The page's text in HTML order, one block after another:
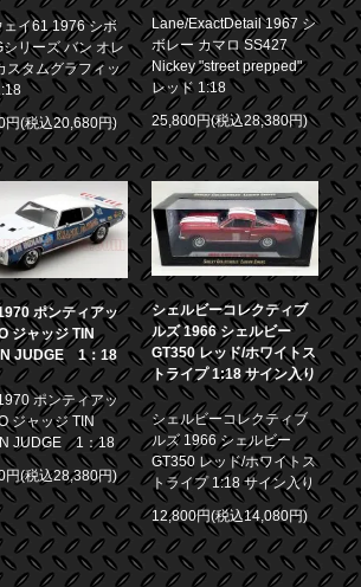
ェイ61 1976 シボ
シリーズ バン オレ
スタムグラフィッ
円(税込20,680円)
Lane/ExactDetail 1967 シ
ボレー カマロ SS427
Nickey "street prepped"
レッド 1:18
25,800円(税込28,380円)
ポンティアッ
ジャッジ TIN
JUDGE 1：18
ポンティアッ
ジャッジ TIN
JUDGE 1：18
円(税込28,380円)
シェルビーコレクティブ
ルズ 1966 シェルビー
GT350 レッド/ホワイトス
トライプ 1:18 サイン入り
シェルビーコレクティブ
ルズ 1966 シェルビー
GT350 レッド/ホワイトス
トライプ 1:18 サイン入り
12,800円(税込14,080円)